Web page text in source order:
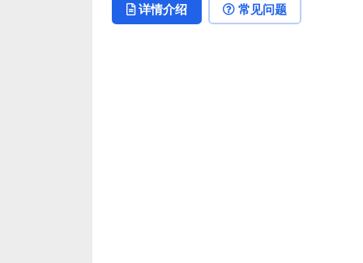
详情介绍 常见问题